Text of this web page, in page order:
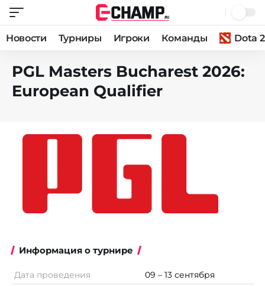
Новости Турниры Игроки Команды Dota 2
PGL Masters Bucharest 2026:
European Qualifier
Информация о турнире
Дата проведения
09 – 13 сентября